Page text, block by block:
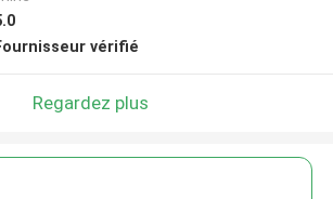
vérifié
Regardez plus